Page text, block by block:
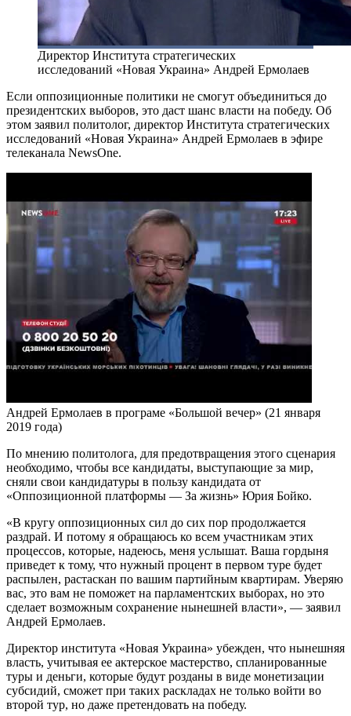
Директор Института стратегических
исследований «Новая Украина» Андрей Ермолаев
Если оппозиционные политики не смогут объединиться до
президентских выборов, это даст шанс власти на победу. Об
этом заявил политолог, директор Института стратегических
исследований «Новая Украина» Андрей Ермолаев в эфире
телеканала NewsOne.
Андрей Ермолаев в програме «Большой вечер» (21 января
2019 года)
По мнению политолога, для предотвращения этого сценария
необходимо, чтобы все кандидаты, выступающие за мир,
сняли свои кандидатуры в пользу кандидата от
«Оппозиционной платформы — За жизнь» Юрия Бойко.
«В кругу оппозиционных сил до сих пор продолжается
раздрай. И потому я обращаюсь ко всем участникам этих
процессов, которые, надеюсь, меня услышат. Ваша гордыня
приведет к тому, что нужный процент в первом туре будет
распылен, растаскан по вашим партийным квартирам. Уверяю
вас, это вам не поможет на парламентских выборах, но это
сделает возможным сохранение нынешней власти», — заявил
Андрей Ермолаев.
Директор института «Новая Украина» убежден, что нынешняя
власть, учитывая ее актерское мастерство, спланированные
туры и деньги, которые будут розданы в виде монетизации
субсидий, сможет при таких раскладах не только войти во
второй тур, но даже претендовать на победу.